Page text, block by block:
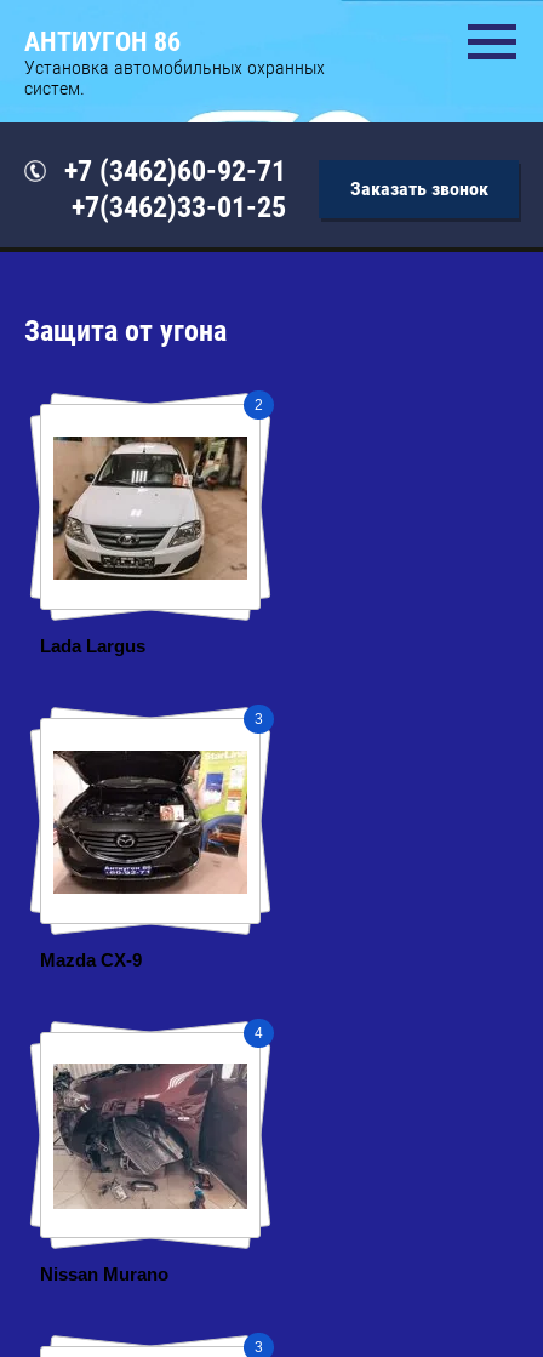
АНТИУГОН 86
Установка автомобильных охранных
систем.
+7 (3462)60-92-71
+7(3462)33-01-25
Заказать звонок
Защита от угона
2
Lada Largus
3
Mazda СX-9
4
Nissan Murano
3